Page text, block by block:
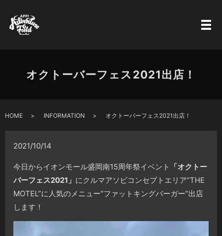
オクトーバーフェス2021出店！
HOME INFORMATION オクトーバーフェス2021出店！
2021/10/14
今日からイオンモール盛岡南15周年祭イベント
「オクトー
バーフェス2021」 にクルマアソビコンセプトエリア”THE
MOTEL”に人気のメニュー”ファットキングバーガー”出店
します！